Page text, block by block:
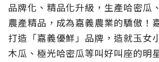
品牌化、精品化升級，生產哈密瓜
農產精品，成為嘉義農業的驕傲！
打造「嘉義優鮮」品牌，造就玉女
木瓜、極光哈密瓜等叫好叫座的明